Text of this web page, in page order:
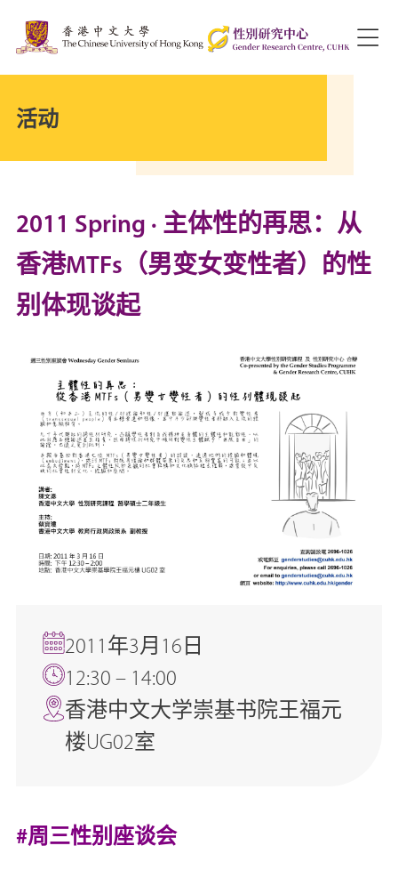
活动
2011 Spring · 主体性的再思：从
香港MTFs（男变女变性者）的性
别体现谈起
2011年3月16日
12:30 – 14:00
香港中文大学崇基书院王福元
楼UG02室
#周三性别座谈会